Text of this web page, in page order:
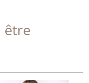
être